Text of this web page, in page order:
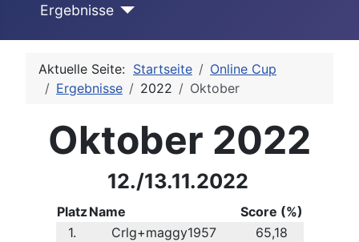
Ergebnisse
Aktuelle Seite: Startseite
Online Cup
Ergebnisse
2022 Oktober
Oktober 2022
12./13.11.2022
PlatzName
Score (%)
1.
Crlg+maggy1957
65,18